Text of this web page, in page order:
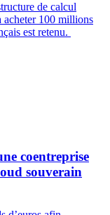
de calcul
acheter 100 millions
est retenu.
coentreprise
souverain